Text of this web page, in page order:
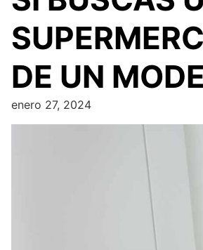
DE UN
enero 27, 2024